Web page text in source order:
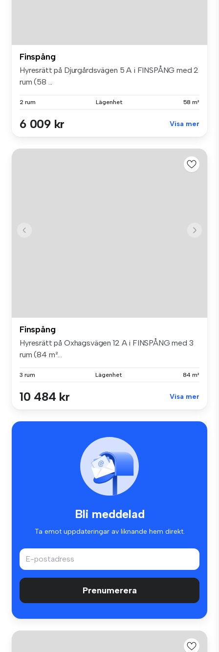
Finspång
Hyresrätt på Djurgårdsvägen 5 A i FINSPÅNG med 2
rum (58 ...
2 rum Lägenhet 58 m²
6 009 kr Visa mer
Finspång
Hyresrätt på Oxhagsvägen 12 A i FINSPÅNG med 3
rum (84 m²...
3 rum Lägenhet 84 m²
10 484 kr Visa mer
Bli meddelad
Ta emot uppdateringar av liknande hem direkt.
Prenumerera